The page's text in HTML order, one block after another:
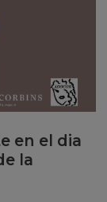
en el dia
la